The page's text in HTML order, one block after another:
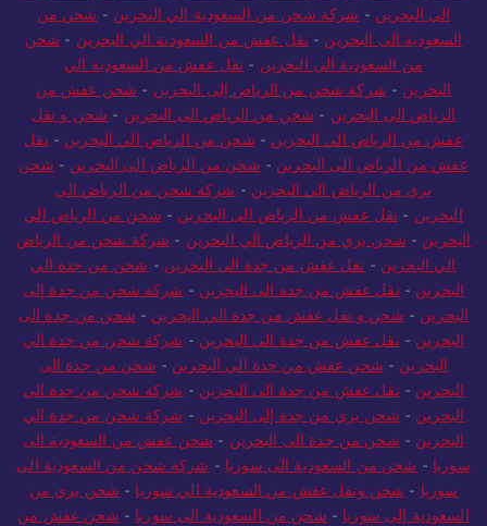
الي البحرين - شركة شحن من السعودية الي البحرين - شحن من
السعودية الى البحرين - نقل عفش من السعودية الي البحرين - شحن
من السعودية الي البحرين - نقل عفش من السعودية الي
البحرين - شركة شحن من الرياض إلى البحرين - شحن عفش من
الرياض الى البحرين - شحن من الرياض الى البحرين - شحن و نقل
عفش من الرياض الي البحرين - شحن من الرياض الي البحرين - نقل
عفش من الرياض الى البحرين - شحن من الرياض الى البحرين - شحن
بري من الرياض الي البحرين - شركة شحن من الرياض الي
البحرين - نقل عفش من الرياض الى البحرين - شحن من الرياض الي
البحرين - شحن بري من الرياض الي البحرين - شركة شحن من الرياض
الي البحرين - نقل عفش من جدة الى البحرين - شحن من جدة الي
البحرين - نقل عفش من جدة الى البحرين - شركة شحن من جدة إلى
البحرين - شحن و نقل عفش من جدة الي البحرين - شحن من جدة الى
البحرين - نقل عفش من جدة الى البحرين - شركة شحن من جدة الي
البحرين - شحن عفش من جدة الي البحرين - شحن من جدة الى
البحرين - نقل عفش من جدة الى البحرين - شركة شحن من جدة الي
البحرين - شحن بري من جدة إلى البحرين - شركة شحن من جدة الي
البحرين - شحن من جدة الى البحرين - شحن عفش من السعودية الى
سوريا - شحن من السعودية الى سوريا - شركة شحن من السعودية الى
سوريا - شحن ونقل عفش من السعودية الي سوريا - شحن بري من
السعودية إلى سوريا - شحن من السعودية الى سوريا - شحن عفش من